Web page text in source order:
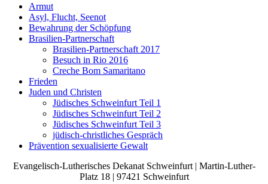
Armut
Asyl, Flucht, Seenot
Bewahrung der Schöpfung
Brasilien-Partnerschaft
Brasilien-Partnerschaft 2017
Besuch in Rio 2016
Creche Bom Samaritano
Frieden
Juden und Christen
Jüdisches Schweinfurt Teil 1
Jüdisches Schweinfurt Teil 2
Jüdisches Schweinfurt Teil 3
jüdisch-christliches Gespräch
Prävention sexualisierte Gewalt
Evangelisch-Lutherisches Dekanat Schweinfurt | Martin-Luther-
Platz 18 | 97421 Schweinfurt